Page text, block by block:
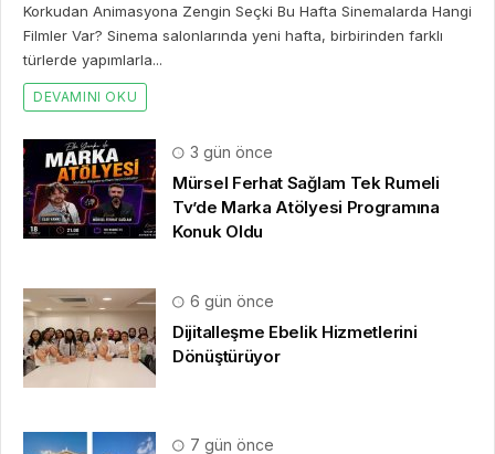
Korkudan Animasyona Zengin Seçki Bu Hafta Sinemalarda Hangi
Filmler Var? Sinema salonlarında yeni hafta, birbirinden farklı
türlerde yapımlarla...
DEVAMINI OKU
3 gün önce
Mürsel Ferhat Sağlam Tek Rumeli
Tv’de Marka Atölyesi Programına
Konuk Oldu
6 gün önce
Dijitalleşme Ebelik Hizmetlerini
Dönüştürüyor
7 gün önce